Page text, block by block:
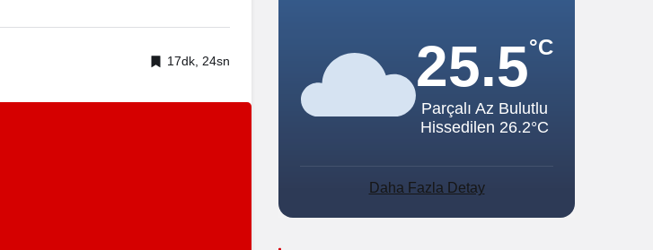
17dk, 24sn 25.5°C
Parçalı Az Bulutlu
Hissedilen 26.2°C
Daha Fazla Detay